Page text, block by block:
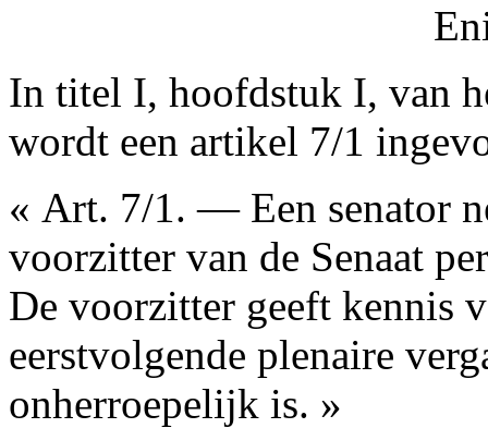
In titel I, hoofdstuk I, van
wordt een artikel 7/1
« Art. 7/1. — Een senator
voorzitter van de Senaat
De voorzitter geeft kennis
eerstvolgende plenaire
onherroepelijk is. »